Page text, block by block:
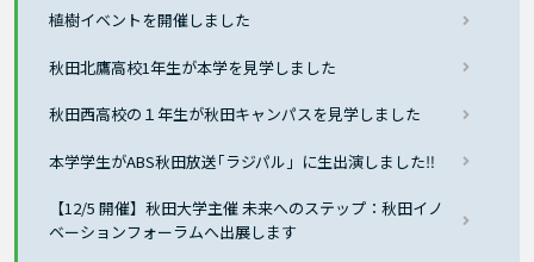
植樹イベントを開催しました
秋田北鷹高校1年生が本学を見学しました
秋田西高校の１年生が秋田キャンパスを見学しました
本学学生がABS秋田放送｢ラジパル」に生出演しました‼
【12/5 開催】秋田大学主催 未来へのステップ：秋田イノ
ベーションフォーラムへ出展します